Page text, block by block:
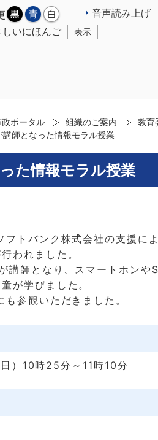
音声読み上げ
しいにほんご 表示
政ポータル 組織のご案内 教育
師となった情報モラル授業
た情報モラル授業
フトバンク株式会社の支援に
われました。
講師となり、スマートホン
が学びました。
参観いただきました。
）10時25分～11時10分